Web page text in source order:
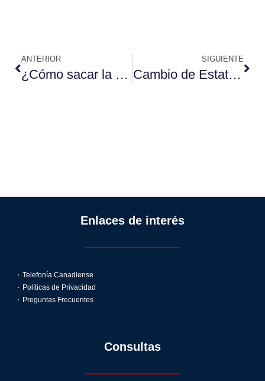
ANTERIOR
¿Cómo sacar la visa canadiense?
SIGUIENTE
Cambio de Estatus de Visitante a Estudiante en Canadá
Consultas
Enlaces de interés
Telefonía Canadiense
Políticas de Privacidad
Preguntas Frecuentes